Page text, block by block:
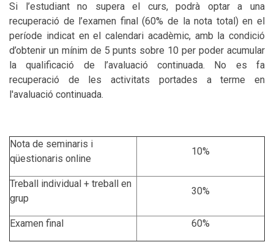
Si l’estudiant no supera el curs, podrà optar a una
recuperació de l’examen final (60% de la nota total) en el
període indicat en el calendari acadèmic, amb la condició
d’obtenir un mínim de 5 punts sobre 10 per poder acumular
la qualificació de l’avaluació continuada. No es fa
recuperació de les activitats portades a terme en
l'avaluació continuada.
Nota de seminaris i
qüestionaris online
10%
Treball individual + treball en
grup
30%
Examen final 60%